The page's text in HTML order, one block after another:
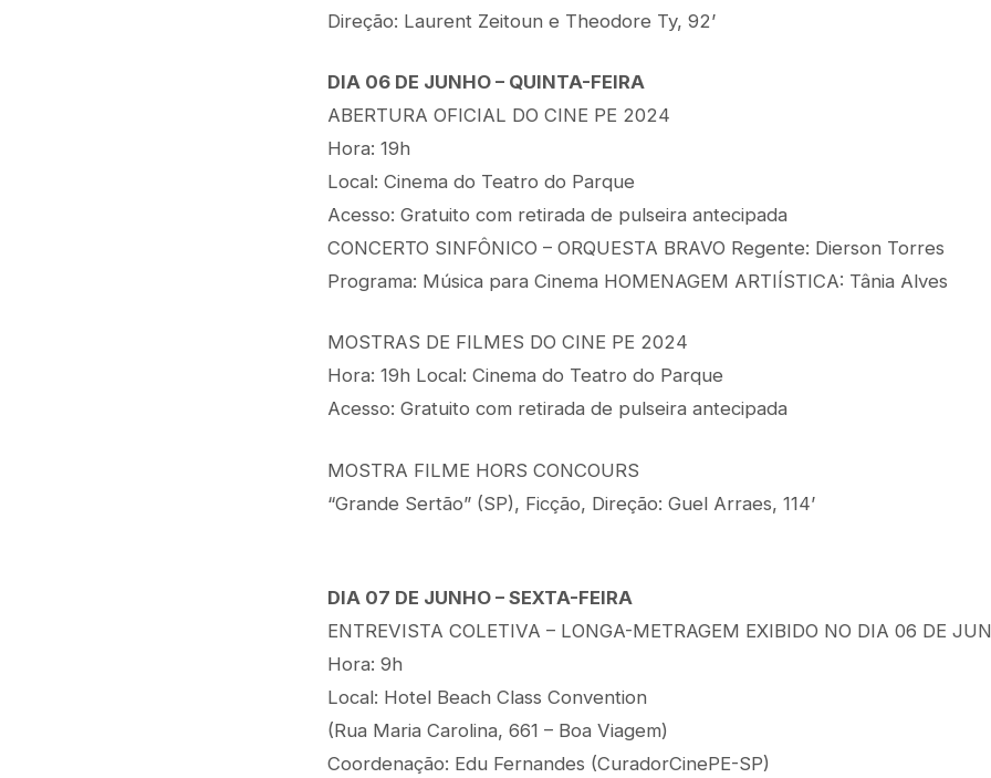
Direção: Laurent Zeitoun e Theodore Ty, 92’
DIA 06 DE JUNHO – QUINTA-FEIRA
ABERTURA OFICIAL DO CINE PE 2024
Hora: 19h
Local: Cinema do Teatro do Parque
Acesso: Gratuito com retirada de pulseira antecipada
CONCERTO SINFÔNICO – ORQUESTA BRAVO Regente: Dierson Torres
Programa: Música para Cinema HOMENAGEM ARTIÍSTICA: Tânia Alves
MOSTRAS DE FILMES DO CINE PE 2024
Hora: 19h Local: Cinema do Teatro do Parque
Acesso: Gratuito com retirada de pulseira antecipada
MOSTRA FILME HORS CONCOURS
“Grande Sertão” (SP), Ficção, Direção: Guel Arraes, 114’
DIA 07 DE JUNHO – SEXTA-FEIRA
ENTREVISTA COLETIVA – LONGA-METRAGEM EXIBIDO NO DIA 06 DE
Hora: 9h
Local: Hotel Beach Class Convention
(Rua Maria Carolina, 661 – Boa Viagem)
Coordenação: Edu Fernandes (CuradorCinePE-SP)